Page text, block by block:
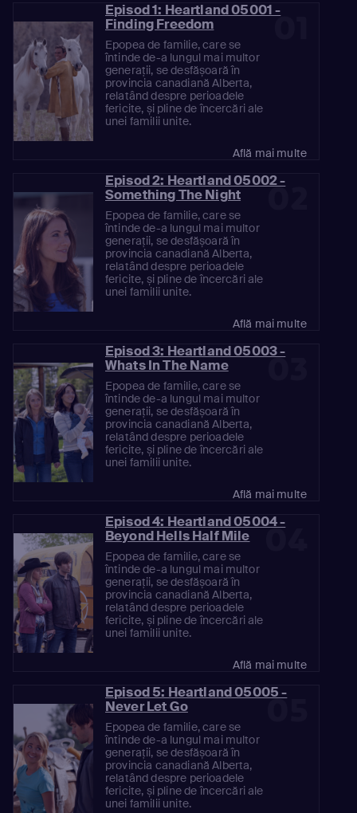
01
Episod 1: Heartland 05001 -
Finding Freedom
Epopea de familie, care se
întinde de-a lungul mai multor
generații, se desfășoară în
provincia canadiană Alberta,
relatând despre perioadele
fericite, și pline de încercări ale
unei familii unite.
Află mai multe
02
Episod 2: Heartland 05002 -
Something The Night
Epopea de familie, care se
întinde de-a lungul mai multor
generații, se desfășoară în
provincia canadiană Alberta,
relatând despre perioadele
fericite, și pline de încercări ale
unei familii unite.
Află mai multe
03
Episod 3: Heartland 05003 -
Whats In The Name
Epopea de familie, care se
întinde de-a lungul mai multor
generații, se desfășoară în
provincia canadiană Alberta,
relatând despre perioadele
fericite, și pline de încercări ale
unei familii unite.
Află mai multe
04
Episod 4: Heartland 05004 -
Beyond Hells Half Mile
Epopea de familie, care se
întinde de-a lungul mai multor
generații, se desfășoară în
provincia canadiană Alberta,
relatând despre perioadele
fericite, și pline de încercări ale
unei familii unite.
Află mai multe
05
Episod 5: Heartland 05005 -
Never Let Go
Epopea de familie, care se
întinde de-a lungul mai multor
generații, se desfășoară în
provincia canadiană Alberta,
relatând despre perioadele
fericite, și pline de încercări ale
unei familii unite.